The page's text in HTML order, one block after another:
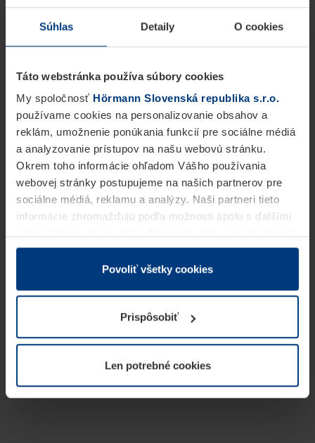
Súhlas Detaily O cookies
Táto webstránka používa súbory cookies
My spoločnosť Hörmann Slovenská republika s.r.o.
používame cookies na personalizovanie obsahov a
reklám, umožnenie ponúkania funkcií pre sociálne médiá
a analyzovanie prístupov na našu webovú stránku.
Okrem toho informácie ohľadom Vášho používania
webovej stránky postupujeme na našich partnerov pre
sociálne médiá, reklamu a analýzy. Naši partneri tieto
informácie zhromažďujú podľa možnosti spolu s ďalšími
v rámci Vášho využívania služieb.
Z právneho hľadiska môžeme cookies ukladať na Vašom
prevádzku tejto stránky. Pre všetky ostatné typy cookie
potrebujeme Vaše povolenie. Vaše povolenie môžete
kedykoľvek zmeniť alebo odvolať vo vysvetlení cookie
našej webovej stránky.
Povoliť všetky cookies
Prispôsobiť
Len potrebné cookies